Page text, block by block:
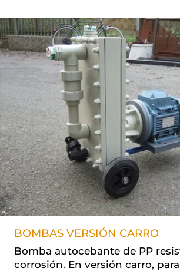
BOMBAS VERSIÓN CARRO
Bomba autocebante de PP
corrosión. En versión carro,